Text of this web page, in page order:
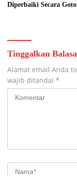
Diperbaiki Secara
Tinggalkan
Alamat email Anda
wajib ditandai *